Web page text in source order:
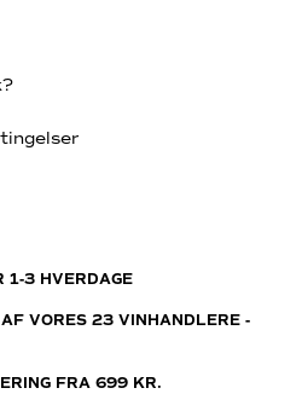
1-3 HVERDAGE
VORES 23 VINHANDLERE -
FRA 699 KR.